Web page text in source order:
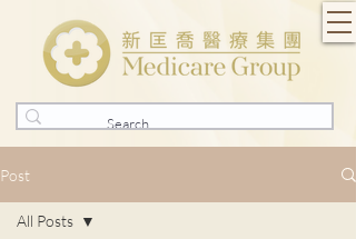
Post
All Posts